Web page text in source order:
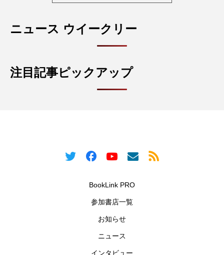
ニュース ウイークリー
注目記事ピックアップ
BookLink PRO
参加書店一覧
お知らせ
ニュース
インタビュー